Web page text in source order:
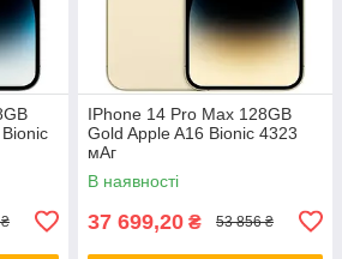
IPhone 14 Pro Max 128GB
Gold Apple A16 Bionic 4323
мАг
В наявності
37 699,20 ₴ 53 856 ₴